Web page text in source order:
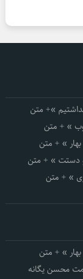
»+ متن
» + متن
» + متن
دستت » + متن
» + متن
» + متن
محسن یگانه